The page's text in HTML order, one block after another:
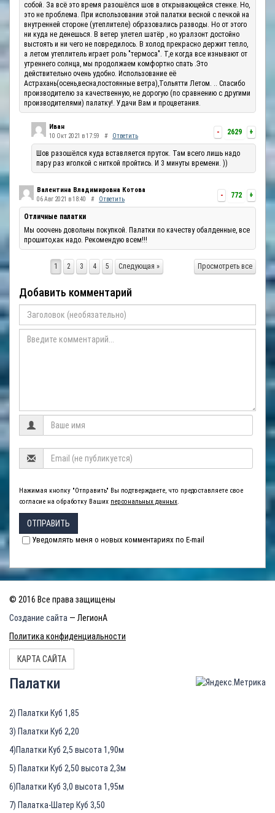
собой. За всё это время разошёлся шов в открывающейся стенке. Но,
это не проблема. При использовании этой палатки весной с печкой на
внутренней стороне (утеплителе) образовались разводы. Но от этого
ни куда не денешься. В ветер улетел шатёр , но уралзонт достойно
выстоять и ни чего не повредилось. В холод прекрасно держит тепло,
а летом утеплитель играет роль "термоса". Т,е когда все изнывают от
утреннего солнца, мы продолжаем комфортно спать .Это
действительно очень удобно. Использование её
Астрахань(осень,весна,постоянные ветра),Тольятти Летом. .. Спасибо
производителю за качественную, не дорогую (по сравнению с другими
производителями) палатку!. Удачи Вам и процветания.
- 2629 +
Иван
10 Окт 2021 в 17:59 # Ответить
Шов разошёлся куда вставляется пруток. Там всего лишь надо
пару раз иголкой с ниткой пройтись. И 3 минуты времени. ))
- 772 +
Валентина Владимировна Котова
06 Авг 2021 в 18:40 # Ответить
Отличные палатки
Мы ооочень довольны покупкой. Палатки по качеству обалденные, все
прошито,как надо. Рекомендую всем!!!
Просмотреть все
1 2 3 4 5 Следующая »
Добавить комментарий
Нажимая кнопку "Отправить" Вы подтверждаете, что предоставляете свое
согласие на обработку Ваших персональных данных.
ОТПРАВИТЬ
Уведомлять меня о новых комментариях по E-mail
© 2016 Все права защищены
Создание сайта — ЛегионА
Политика конфиденциальности
КАРТА САЙТА
Палатки
2) Палатки Куб 1,85
3) Палатки Куб 2,20
4)Палатки Куб 2,5 высота 1,90м
5) Палатки Куб 2,50 высота 2,3м
6)Палатки Куб 3,0 высота 1,95м
7) Палатка-Шатер Куб 3,50